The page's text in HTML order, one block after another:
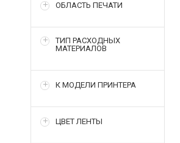
ОБЛАСТЬ ПЕЧАТИ
ТИП РАСХОДНЫХ
МАТЕРИАЛОВ
К МОДЕЛИ ПРИНТЕРА
ЦВЕТ ЛЕНТЫ